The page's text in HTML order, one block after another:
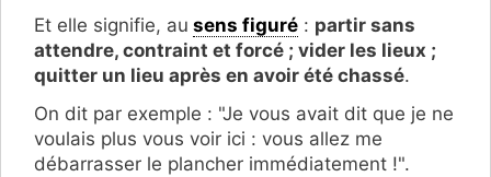
Et elle signifie, au sens figuré : partir sans
attendre, contraint et forcé ; vider les lieux ;
quitter un lieu après en avoir été chassé.
On dit par exemple : "Je vous avait dit que je ne
voulais plus vous voir ici : vous allez me
débarrasser le plancher immédiatement !".